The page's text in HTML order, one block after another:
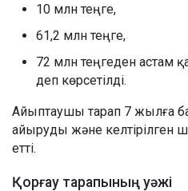
10 млн теңге,
61,2 млн теңге,
72 млн теңгеден астам
деп көрсетілді.
Айыптаушы тарап 7 жылға
айыруды және келтірілген
етті.
Қорғау тарапының уәжі